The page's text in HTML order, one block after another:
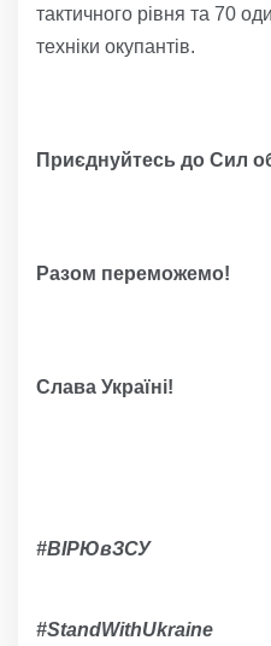
тактичного рівня та 70
техніки окупантів.
Приєднуйтесь до Сил
Разом переможемо!
Слава Україні!
#ВІРЮвЗСУ
#StandWithUkraine